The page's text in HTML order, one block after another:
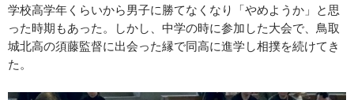
学校高学年くらいから男子に勝てなくなり「やめようか」と思
った時期もあった。しかし、中学の時に参加した大会で、鳥取
城北高の須藤監督に出会った縁で同高に進学し相撲を続けてき
た。